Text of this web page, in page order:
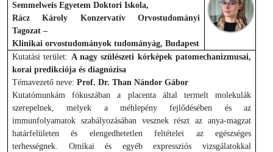
Semmelweis Egyetem Doktori Iskola,
Rácz Károly Konzervatív Orvostudományi
Tagozat –
Klinikai orvostudományok tudományág, Budapest
Kutatási terület: A nagy szülészeti kórképek patomechanizmusai,
korai predikciója és diagnózisa
Témavezető neve: Prof. Dr. Than Nándor Gábor
Kutatómunkám fókuszában a placenta által termelt molekulák
szerepelnek, melyek a méhlepény fejlődésében és az
immunfolyamatok szabályozásában vesznek részt az anya-magzat
határfelületen és elengedhetetlen feltételei az egészséges
terhességnek. Omikai és egyéb expressziós vizsgálatokkal